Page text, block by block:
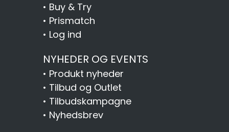
• Buy & Try
• Prismatch
• Log ind
NYHEDER OG EVENTS
• Produkt nyheder
• Tilbud og Outlet
• Tilbudskampagne
• Nyhedsbrev